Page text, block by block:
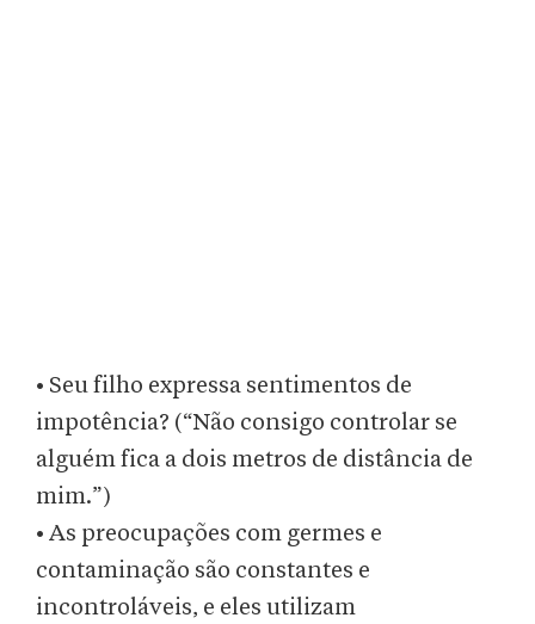
• Seu filho expressa sentimentos de
impotência? (“Não consigo controlar se
alguém fica a dois metros de distância de
mim.”)
• As preocupações com germes e
contaminação são constantes e
incontroláveis, e eles utilizam